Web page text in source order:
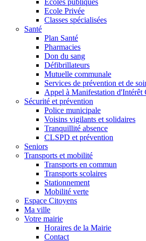
Écoles publiques
Ecole Privée
Classes spécialisées
Santé
Plan Santé
Pharmacies
Don du sang
Défibrillateurs
Mutuelle communale
Services de prévention et de
Appel à Manifestation d'Intérêt
Sécurité et prévention
Police municipale
Voisins vigilants et solidaires
Tranquillité absence
CLSPD et prévention
Seniors
Transports et mobilité
Transports en commun
Transports scolaires
Stationnement
Mobilité verte
Espace Citoyens
Ma ville
Votre mairie
Horaires de la Mairie
Contact